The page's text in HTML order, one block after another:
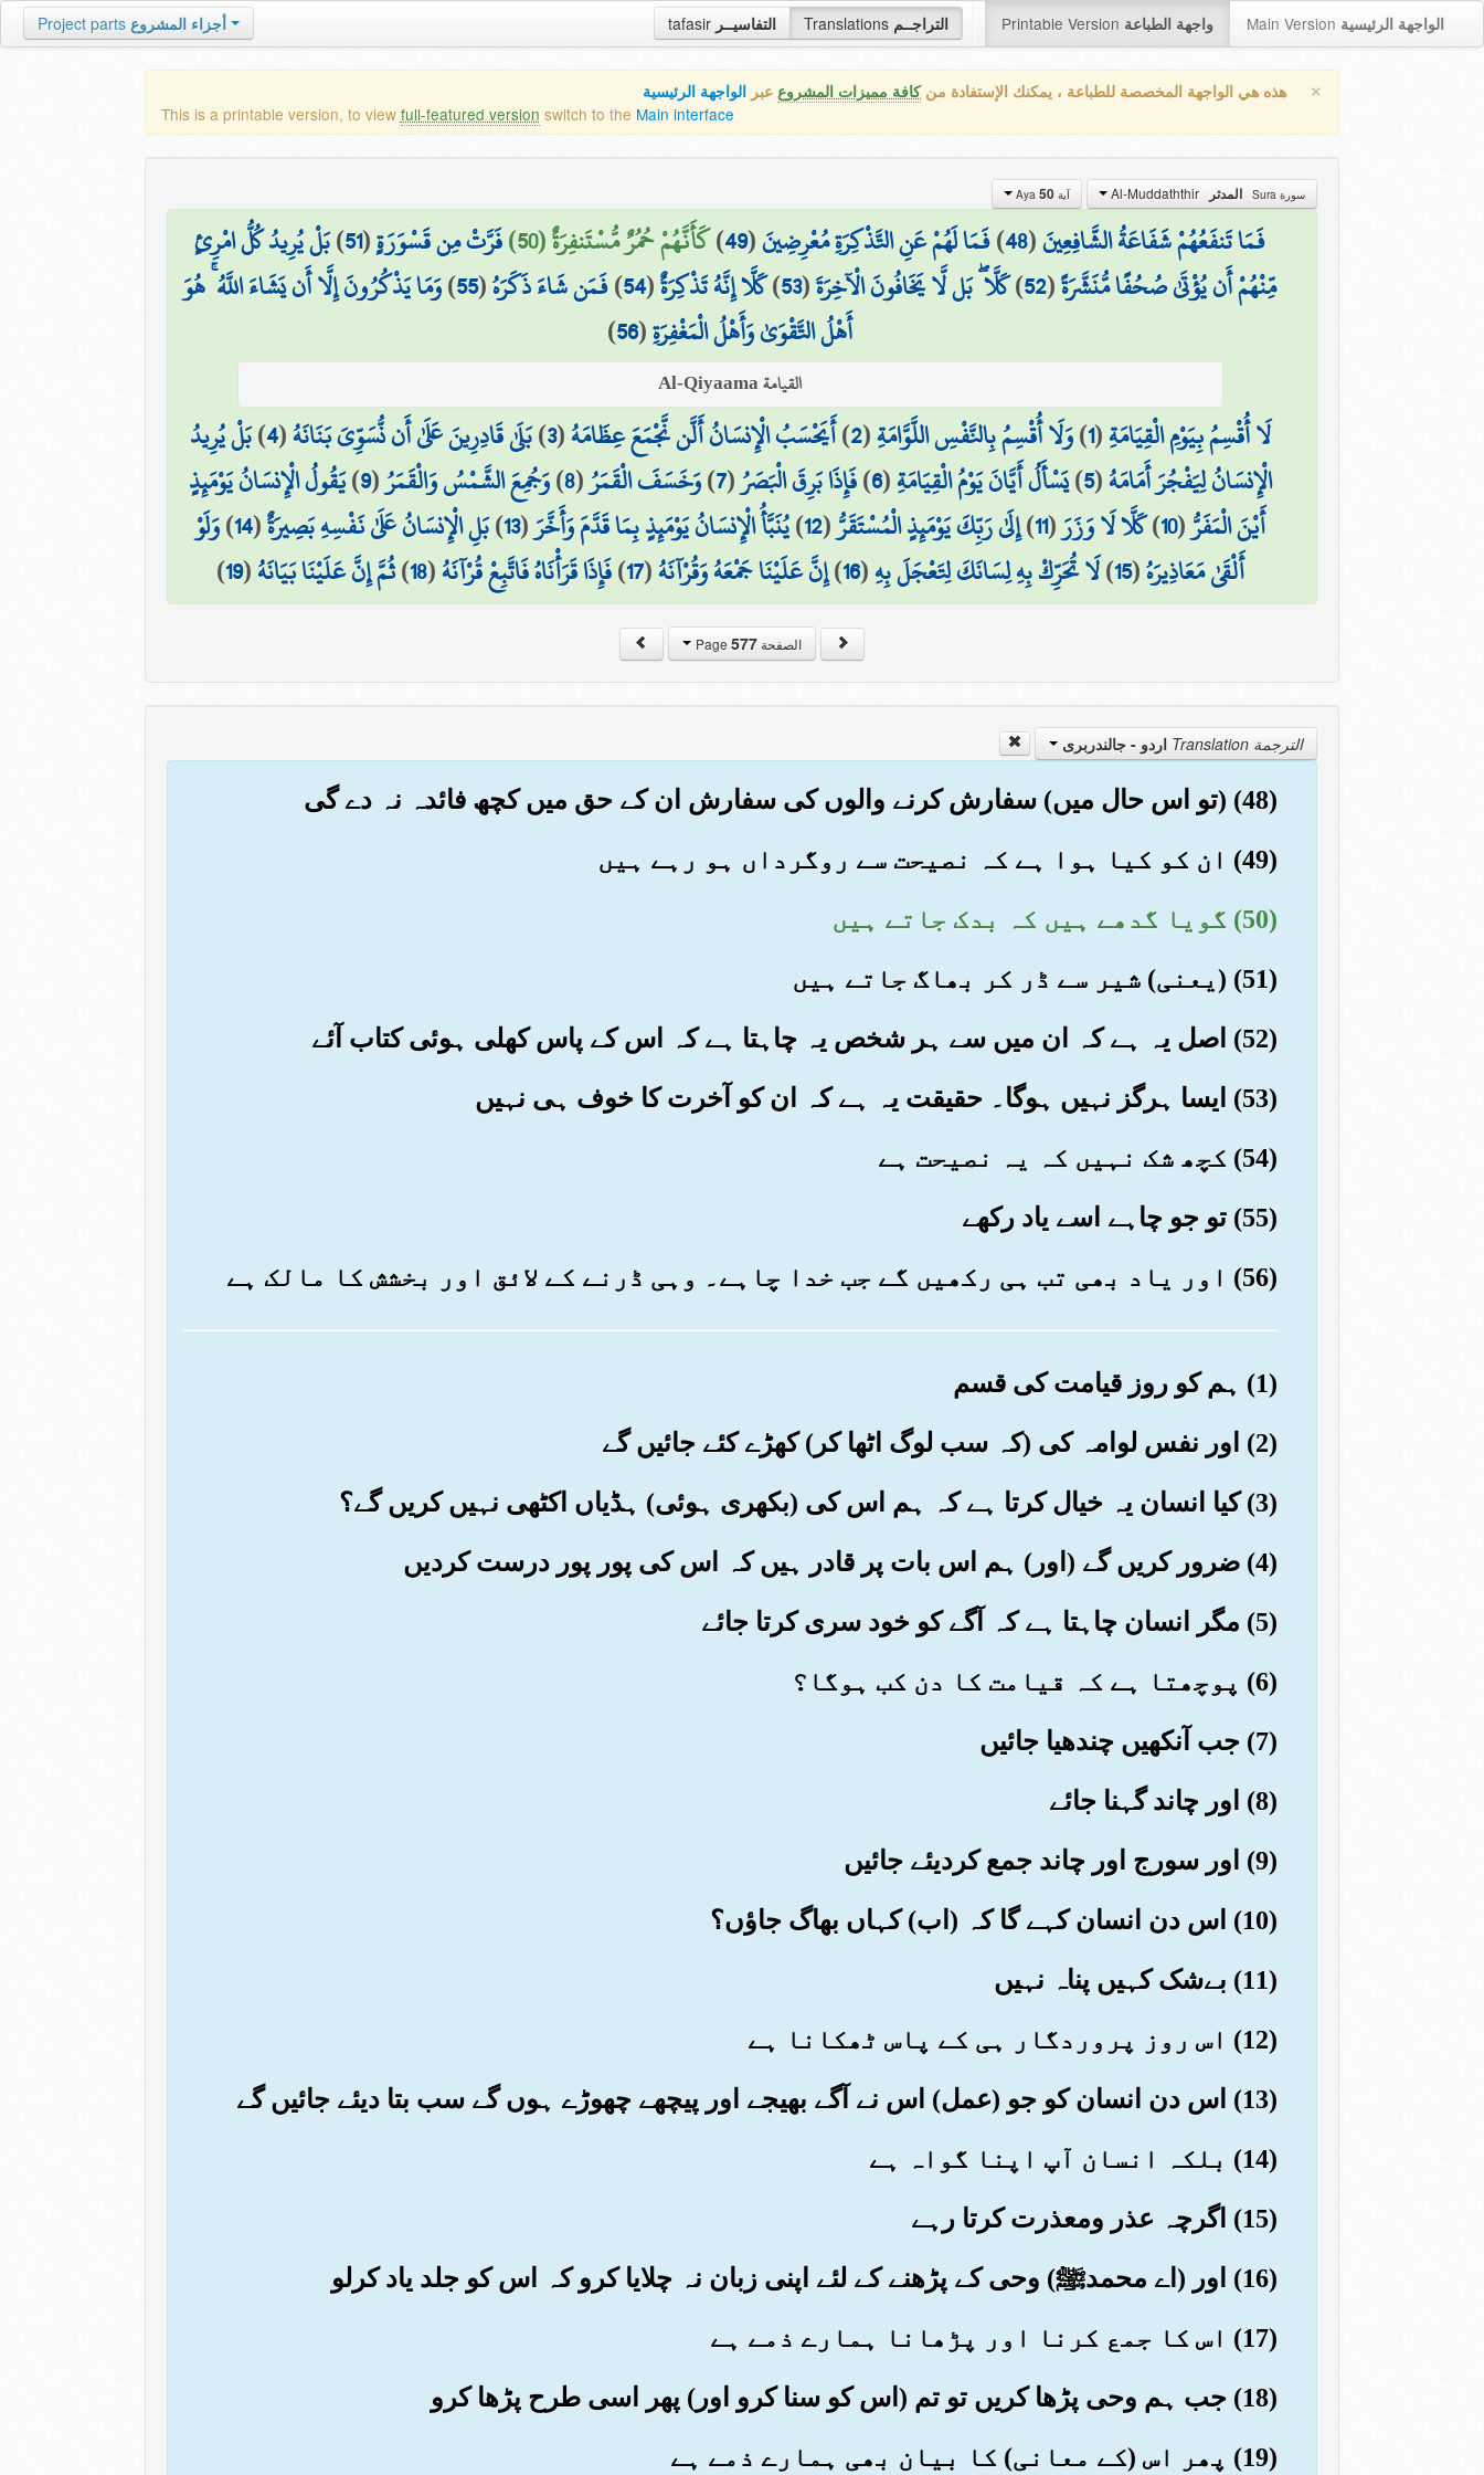
tafasir التفاسيــر Translations التراجــم Printable Version واجهة الطباعة Main Version الواجهة الرئيسية Project parts أجزاء المشروع
× هذه هي الواجهة المخصصة للطباعة ، يمكنك الإستفادة منكافة مميزات المشروع عبر الواجهة الرئيسية
This is a printable version, to view full-featured version switch to the Main interface
سورة Sura المدثر آية Aya 50
فَمَا تَنفَعُهُمْ شَفَاعَةُ الشَّافِعِينَ(
48
)فَمَا لَهُمْ عَنِ التَّذْكِرَةِ مُعْرِضِينَ(
49
)كَأَنَّهُمْ حُمُرٌ مُّسْتَنفِرَةٌ (50) فَرَّتْ مِن قَسْوَرَةٍ(
51
)بَلْ يُرِيدُ كُلُّ امْرِئٍ
مِّنْهُمْ أَن يُؤْتَىٰ صُحُفًا مُّنَشَّرَةً(
52
)كَلَّا ۖ بَل لَّا يَخَافُونَ الْآخِرَةَ(
53
)كَلَّا إِنَّهُ تَذْكِرَةٌ(
54
)فَمَن شَاءَ ذَكَرَهُ(
55
)وَمَا يَذْكُرُونَ إِلَّا أَن يَشَاءَ اللَّهُ ۚ هُوَ
أَهْلُ التَّقْوَىٰ وَأَهْلُ الْمَغْفِرَةِ(
56
)
القيامة Al-Qiyaama
لَا أُقْسِمُ بِيَوْمِ الْقِيَامَةِ(
1
)وَلَا أُقْسِمُ بِالنَّفْسِ اللَّوَّامَةِ(
2
)أَيَحْسَبُ الْإِنسَانُ أَلَّن نَّجْمَعَ عِظَامَهُ(
3
)بَلَىٰ قَادِرِينَ عَلَىٰ أَن نُّسَوِّيَ بَنَانَهُ(
4
)بَلْ يُرِيدُ
الْإِنسَانُ لِيَفْجُرَ أَمَامَهُ(
5
)يَسْأَلُ أَيَّانَ يَوْمُ الْقِيَامَةِ(
6
)فَإِذَا بَرِقَ الْبَصَرُ(
7
)وَخَسَفَ الْقَمَرُ(
8
)وَجُمِعَ الشَّمْسُ وَالْقَمَرُ(
9
)يَقُولُ الْإِنسَانُ يَوْمَئِذٍ
أَيْنَ الْمَفَرُّ(
10
)كَلَّا لَا وَزَرَ(
11
)إِلَىٰ رَبِّكَ يَوْمَئِذٍ الْمُسْتَقَرُّ(
12
)يُنَبَّأُ الْإِنسَانُ يَوْمَئِذٍ بِمَا قَدَّمَ وَأَخَّرَ(
13
)بَلِ الْإِنسَانُ عَلَىٰ نَفْسِهِ بَصِيرَةٌ(
14
)وَلَوْ
أَلْقَىٰ مَعَاذِيرَهُ(
15
)لَا تُحَرِّكْ بِهِ لِسَانَكَ لِتَعْجَلَ بِهِ(
16
)إِنَّ عَلَيْنَا جَمْعَهُ وَقُرْآنَهُ(
17
)فَإِذَا قَرَأْنَاهُ فَاتَّبِعْ قُرْآنَهُ(
18
)ثُمَّ إِنَّ عَلَيْنَا بَيَانَهُ(
19
)
الصفحة Page577
الترجمة Translation اردو - جالندربرى
(48) (تو اس حال میں) سفارش کرنے والوں کی سفارش ان کے حق میں کچھ فائدہ نہ دے گی
(49) ان کو کیا ہوا ہے کہ نصیحت سے روگرداں ہو رہے ہیں
(50) گویا گدھے ہیں کہ بدک جاتے ہیں
(51) (یعنی) شیر سے ڈر کر بھاگ جاتے ہیں
(52) اصل یہ ہے کہ ان میں سے ہر شخص یہ چاہتا ہے کہ اس کے پاس کھلی ہوئی کتاب آئے
(53) ایسا ہرگز نہیں ہوگا۔ حقیقت یہ ہے کہ ان کو آخرت کا خوف ہی نہیں
(54) کچھ شک نہیں کہ یہ نصیحت ہے
(55) تو جو چاہے اسے یاد رکھے
(56) اور یاد بھی تب ہی رکھیں گے جب خدا چاہے۔ وہی ڈرنے کے لائق اور بخشش کا مالک ہے
(1) ہم کو روز قیامت کی قسم
(2) اور نفس لوامہ کی (کہ سب لوگ اٹھا کر) کھڑے کئے جائیں گے
(3) کیا انسان یہ خیال کرتا ہے کہ ہم اس کی (بکھری ہوئی) ہڈیاں اکٹھی نہیں کریں گے؟
(4) ضرور کریں گے (اور) ہم اس بات پر قادر ہیں کہ اس کی پور پور درست کردیں
(5) مگر انسان چاہتا ہے کہ آگے کو خود سری کرتا جائے
(6) پوچھتا ہے کہ قیامت کا دن کب ہوگا؟
(7) جب آنکھیں چندھیا جائیں
(8) اور چاند گہنا جائے
(9) اور سورج اور چاند جمع کردیئے جائیں
(10) اس دن انسان کہے گا کہ (اب) کہاں بھاگ جاؤں؟
(11) بےشک کہیں پناہ نہیں
(12) اس روز پروردگار ہی کے پاس ٹھکانا ہے
(13) اس دن انسان کو جو (عمل) اس نے آگے بھیجے اور پیچھے چھوڑے ہوں گے سب بتا دیئے جائیں گے
(14) بلکہ انسان آپ اپنا گواہ ہے
(15) اگرچہ عذر ومعذرت کرتا رہے
(16) اور (اے محمدﷺ) وحی کے پڑھنے کے لئے اپنی زبان نہ چلایا کرو کہ اس کو جلد یاد کرلو
(17) اس کا جمع کرنا اور پڑھانا ہمارے ذمے ہے
(18) جب ہم وحی پڑھا کریں تو تم (اس کو سنا کرو اور) پھر اسی طرح پڑھا کرو
(19) پھر اس (کے معانی) کا بیان بھی ہمارے ذمے ہے